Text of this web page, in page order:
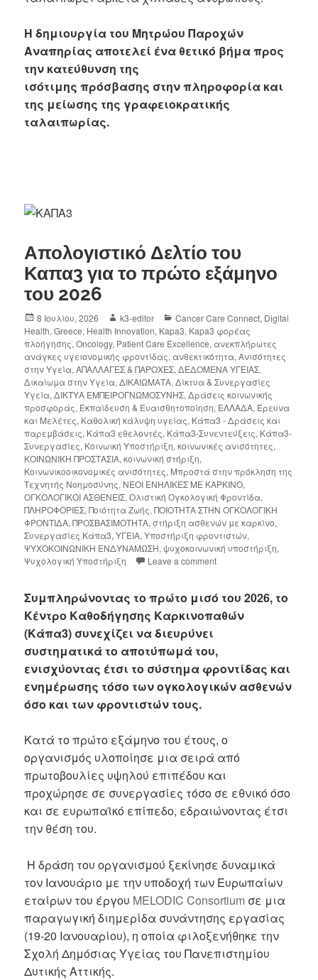
Η δημιουργία του Μητρώου Παροχών
Αναπηρίας αποτελεί ένα θετικό βήμα προς
την κατεύθυνση της
ισότιμης πρόσβασης στην πληροφορία και
της μείωσης της γραφειοκρατικής
ταλαιπωρίας.
Απολογιστικό Δελτίο του
Καπα3 για το πρώτο εξάμηνο
του 2026
8 Ιουλίου, 2026 k3-editor Cancer Care Connect, Digital
Health,Greece, Health Innovation, Kapa3, Kapa3 φορέας
πλοήγησης,Oncology, Patient Care Excellence, ανεκπλήρωτες
ανάγκες υγειονομικής φροντίδας, ανθεκτικότητα,Ανισότητες
στην Υγεία,ΑΠΑΛΛΑΓΕΣ & ΠΑΡΟΧΕΣ,ΔΕΔΟΜΕΝΑ ΥΓΕΙΑΣ,
Δικαίωμα στην Υγεία,ΔΙΚΑΙΩΜΑΤΑ,Δίκτυα & Συνεργασίες
Υγεία,ΔΙΚΤΥΑ ΕΜΠΕΙΡΟΓΝΩΜΟΣΥΝΗΣ,Δράσεις κοινωνικής
προσφοράς, Εκπαίδευση & Ευαισθητοποίηση, ΕΛΛΑΔΑ, Έρευνα
και Μελέτες, Καθολική κάλυψη υγείας, Κάπα3 - Δράσεις και
παρεμβάσεις, Κάπα3 εθελοντές, Κάπα3-Συνεντεύξεις, Κάπα3-
Συνεργασίες, Κοινωική Υποστήριξη,κοινωνικές ανισότητες,
ΚΟΙΝΩΝΙΚΗ ΠΡΟΣΤΑΣΙΑ,κοινωνική στήριξη,
Κοινωνικοοικονομικές ανισότητες, Μπροστά στην πρόκληση της
Τεχνητής Νοημοσύνης, ΝΕΟΙ ΕΝΗΛΙΚΕΣ ΜΕ ΚΑΡΚΙΝΟ,
ΟΓΚΟΛΟΓΙΚΟΙ ΑΣΘΕΝΕΙΣ,Ολιστική Ογκολογική Φροντίδα,
ΠΛΗΡΟΦΟΡΙΕΣ,Ποιότητα Ζωής,ΠΟΙΟΤΗΤΑ ΣΤΗΝ ΟΓΚΟΛΟΓΙΚΗ
ΦΡΟΝΤΙΔΑ,ΠΡΟΣΒΑΣΙΜΟΤΗΤΑ,στήριξη ασθενών με καρκίνο,
Συνεργασίες Κάπα3,ΥΓΕΙΑ,Υποστήριξη φροντιστών,
ΨΥΧΟΚΟΙΝΩΝΙΚΗ ΕΝΔΥΝΑΜΩΣΗ,ψυχοκοινωνική υποστήριξη,
Ψυχολογική Υποστήριξη
Leave a comment
Συμπληρώνοντας το πρώτο μισό του 2026, το
Κέντρο Καθοδήγησης Καρκινοπαθών
(Κάπα3) συνεχίζει να διευρύνει
συστηματικά το αποτύπωμά του,
ενισχύοντας έτσι το σύστημα φροντίδας και
ενημέρωσης τόσο των ογκολογικών ασθενών
όσο και των φροντιστών τους.
Κατά το πρώτο εξάμηνο του έτους, ο
οργανισμός υλοποίησε μια σειρά από
πρωτοβουλίες υψηλού επιπέδου και
προχώρησε σε συνεργασίες τόσο σε εθνικό όσο
και σε ευρωπαϊκό επίπεδο, εδραιώνοντας έτσι
την θέση του.
Η δράση του οργανισμού ξεκίνησε δυναμικά
τον Ιανουάριο με την υποδοχή των Ευρωπαίων
εταίρων του έργου MELODIC Consortium σε μια
παραγωγική διημερίδα συνάντησης εργασίας
(19-20 Ιανουαρίου), η οποία φιλοξενήθηκε την
Σχολή Δημόσιας Υγείας του Πανεπιστημίου
Δυτικής Αττικής.